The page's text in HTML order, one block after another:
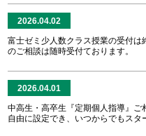
2026.04.02
富士ゼミ少人数クラス授業の受付
のご相談は随時受付ております。
2026.04.01
中高生・高卒生『定期個人指導』
自由に設定でき、いつからでもスタ